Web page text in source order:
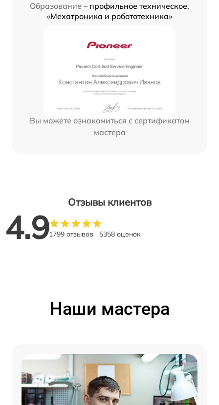
Образование – профильное техническое,
«Мехатроника и робототехника»
Вы можете ознакомиться с сертификатом
мастера
Отзывы клиентов
4.91799 отзывов 5358 оценок
Наши мастера